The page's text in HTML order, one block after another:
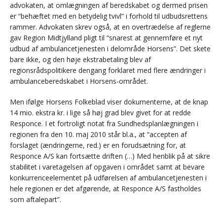
advokaten, at omlægningen af beredskabet og dermed prisen
er “behæftet med en betydelig tvivl” i forhold til udbudsrettens
rammer. Advokaten skrev også, at en overtrædelse af reglerne
gav Region Midtjylland pligt til “snarest at gennemføre et nyt
udbud af ambulancetjenesten i delområde Horsens”. Det skete
bare ikke, og den høje ekstrabetaling blev af
regionsrådspolitikere dengang forklaret med flere ændringer i
ambulanceberedskabet i Horsens-området.
Men ifølge Horsens Folkeblad viser dokumenterne, at de knap
14 mio. ekstra kr. i lige så høj grad blev givet for at redde
Responce. I et fortroligt notat fra Sundhedsplanlægningen i
regionen fra den 10. maj 2010 står bl.a., at “accepten af
forslaget (ændringerne, red.) er en forudsætning for, at
Responce A/S kan fortsætte driften (…) Med henblik på at sikre
stabilitet i varetagelsen af opgaven i området samt at bevare
konkurrenceelementet på udførelsen af ambulancetjenesten i
hele regionen er det afgørende, at Responce A/S fastholdes
som aftalepart”.